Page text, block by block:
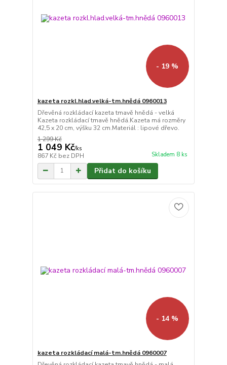
- 19 %
kazeta rozkl.hlad.velká-tm.hnědá 0960013
Dřevěná rozkládací kazeta tmavě hnědá - velká
Kazeta rozkládací tmavě hnědá.Kazeta má rozměry
42,5 x 20 cm, výšku 32 cm.Materiál : lipové dřevo.
1 299 Kč
1 049 Kč/ks
867 Kč bez DPH Skladem 8 ks
Přidat do košíku
- 14 %
kazeta rozkládací malá-tm.hnědá 0960007